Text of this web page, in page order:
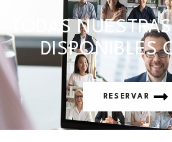
TODAS
DISPONIBLES
RESERVAR